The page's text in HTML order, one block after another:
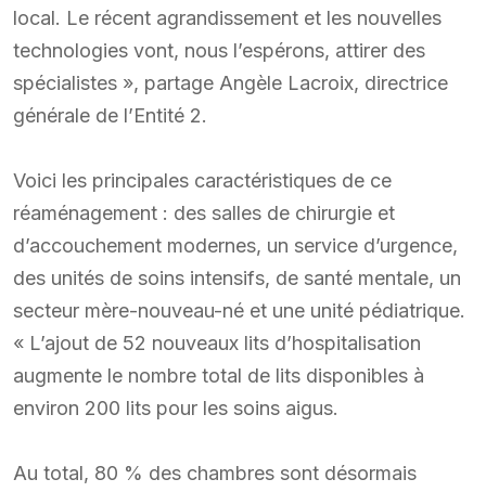
local. Le récent agrandissement et les nouvelles
technologies vont, nous l’espérons, attirer des
spécialistes », partage Angèle Lacroix, directrice
générale de l’Entité 2.
Voici les principales caractéristiques de ce
réaménagement : des salles de chirurgie et
d’accouchement modernes, un service d’urgence,
des unités de soins intensifs, de santé mentale, un
secteur mère-nouveau-né et une unité pédiatrique.
« L’ajout de 52 nouveaux lits d’hospitalisation
augmente le nombre total de lits disponibles à
environ 200 lits pour les soins aigus.
Au total, 80 % des chambres sont désormais